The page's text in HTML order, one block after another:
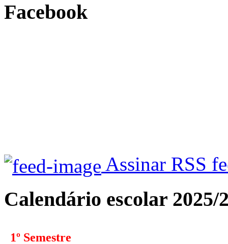
Facebook
Assinar RSS
Calendário escolar 2025/
1º Semestre